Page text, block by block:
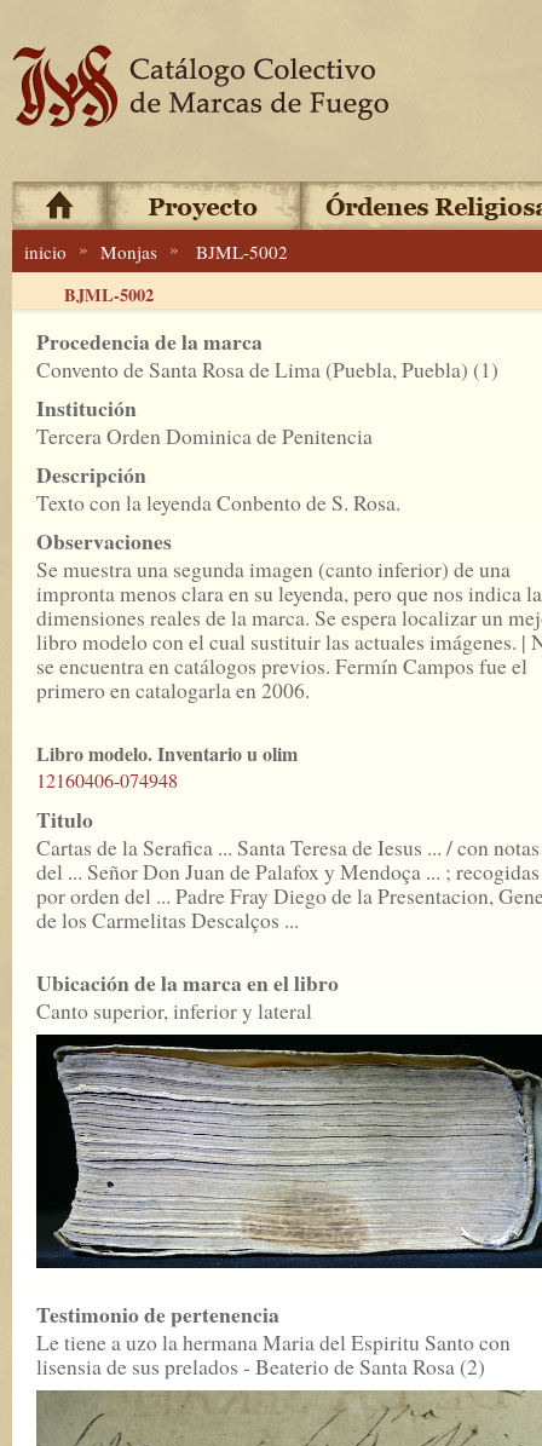
inicio » Monjas » BJML-5002
BJML-5002
Procedencia de la marca
Convento de Santa Rosa de Lima (Puebla, Puebla) (1)
Institución
Tercera Orden Dominica de Penitencia
Descripción
Texto con la leyenda Conbento de S. Rosa.
Observaciones
Se muestra una segunda imagen (canto inferior) de una
impronta menos clara en su leyenda, pero que nos indica
dimensiones reales de la marca. Se espera localizar un
libro modelo con el cual sustituir las actuales imágenes. |
se encuentra en catálogos previos. Fermín Campos fue el
primero en catalogarla en 2006.
Libro modelo. Inventario u olim
12160406-074948
Titulo
Cartas de la Serafica ... Santa Teresa de Iesus ... / con notas
del ... Señor Don Juan de Palafox y Mendoça ... ; recogidas
por orden del ... Padre Fray Diego de la Presentacion,
de los Carmelitas Descalços ...
Ubicación de la marca en el libro
Canto superior, inferior y lateral
Testimonio de pertenencia
Le tiene a uzo la hermana Maria del Espiritu Santo con
lisensia de sus prelados - Beaterio de Santa Rosa (2)